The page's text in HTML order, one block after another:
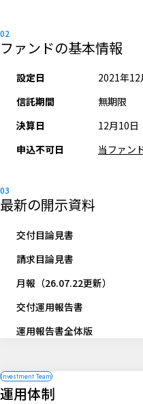
ファンドの基本情報
設定日
2021年12
信託期間
無期限
決算日
12月10日
申込不可日
当ファン
最新の開示資料
交付目論見書
請求目論見書
月報（26.07.22更新）
交付運用報告書
運用報告書全体版
運用体制